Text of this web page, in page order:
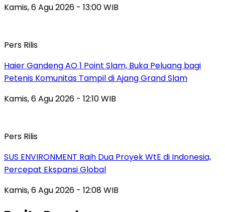
Kamis, 6 Agu 2026 - 13:00 WIB
Pers Rilis
Haier Gandeng AO 1 Point Slam, Buka Peluang bagi
Petenis Komunitas Tampil di Ajang Grand Slam
Kamis, 6 Agu 2026 - 12:10 WIB
Pers Rilis
SUS ENVIRONMENT Raih Dua Proyek WtE di Indonesia,
Percepat Ekspansi Global
Kamis, 6 Agu 2026 - 12:08 WIB